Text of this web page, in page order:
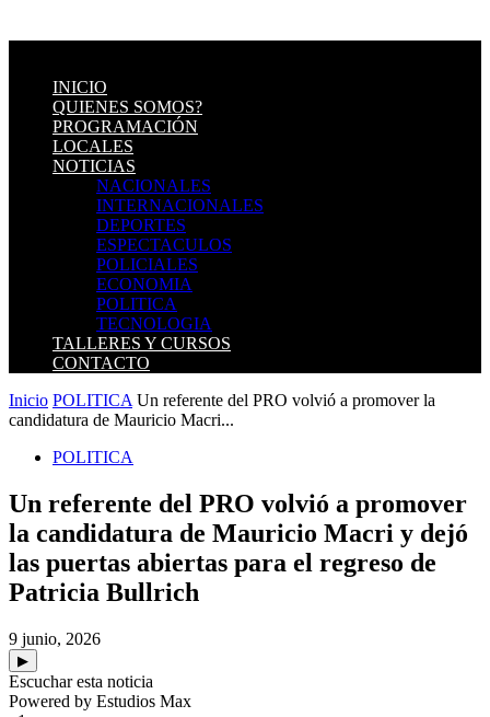
INICIO
QUIENES SOMOS?
PROGRAMACIÓN
LOCALES
NOTICIAS
NACIONALES
INTERNACIONALES
DEPORTES
ESPECTACULOS
POLICIALES
ECONOMIA
POLITICA
TECNOLOGIA
TALLERES Y CURSOS
CONTACTO
Inicio POLITICA Un referente del PRO volvió a promover la
candidatura de Mauricio Macri...
POLITICA
Un referente del PRO volvió a promover
la candidatura de Mauricio Macri y dejó
las puertas abiertas para el regreso de
Patricia Bullrich
9 junio, 2026
▶
Escuchar esta noticia
Powered by Estudios Max